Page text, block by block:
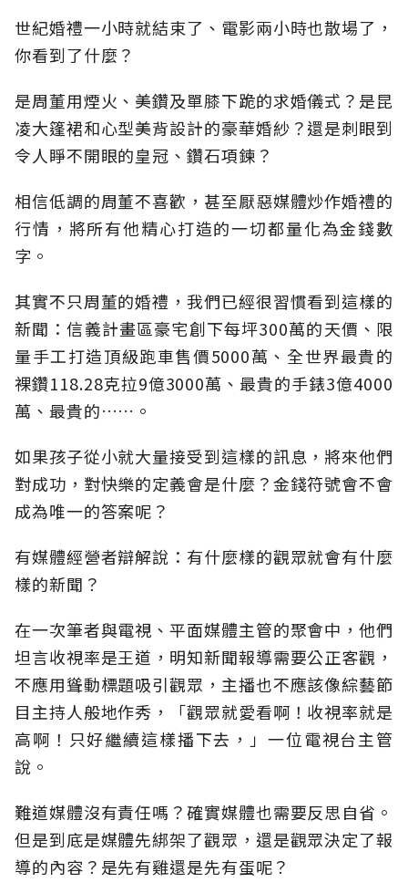
世紀婚禮一小時就結束了、電影兩小時也散場了，
你看到了什麼？
是周董用煙火、美鑽及單膝下跪的求婚儀式？是昆
凌大篷裙和心型美背設計的豪華婚紗？還是刺眼到
令人睜不開眼的皇冠、鑽石項鍊？
相信低調的周董不喜歡，甚至厭惡媒體炒作婚禮的
行情，將所有他精心打造的一切都量化為金錢數
字。
其實不只周董的婚禮，我們已經很習慣看到這樣的
新聞：信義計畫區豪宅創下每坪300萬的天價、限
量手工打造頂級跑車售價5000萬、全世界最貴的
裸鑽118.28克拉9億3000萬、最貴的手錶3億4000
萬、最貴的……。
如果孩子從小就大量接受到這樣的訊息，將來他們
對成功，對快樂的定義會是什麼？金錢符號會不會
成為唯一的答案呢？
有媒體經營者辯解說：有什麼樣的觀眾就會有什麼
樣的新聞？
在一次筆者與電視、平面媒體主管的聚會中，他們
坦言收視率是王道，明知新聞報導需要公正客觀，
不應用聳動標題吸引觀眾，主播也不應該像綜藝節
目主持人般地作秀，「觀眾就愛看啊！收視率就是
高啊！只好繼續這樣播下去，」一位電視台主管
說。
難道媒體沒有責任嗎？確實媒體也需要反思自省。
但是到底是媒體先綁架了觀眾，還是觀眾決定了報
導的內容？是先有雞還是先有蛋呢？